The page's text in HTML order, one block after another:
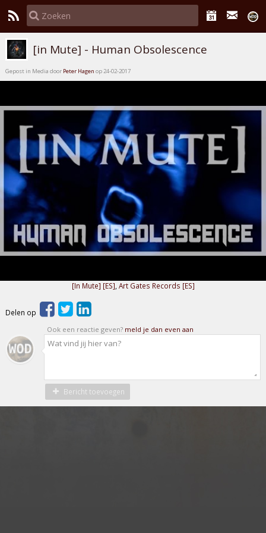
[in Mute] - Human Obsolescence
Gepost in Media door Peter Hagen op 24-02-2017
[In Mute] [ES] Art Gates Records [ES]
Delen op
Ook een reactie geven? meld je dan even aan
Bericht toevoegen